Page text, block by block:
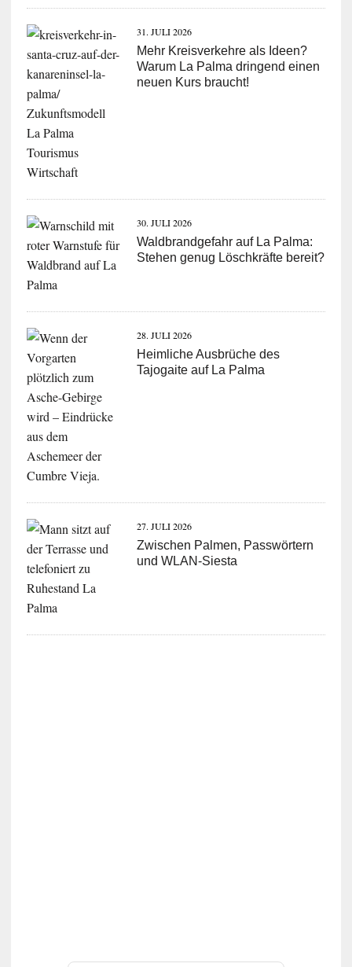
31. JULI 2026
Mehr Kreisverkehre als Ideen?
Warum La Palma dringend einen
neuen Kurs braucht!
30. JULI 2026
Waldbrandgefahr auf La Palma:
Stehen genug Löschkräfte bereit?
28. JULI 2026
Heimliche Ausbrüche des
Tajogaite auf La Palma
27. JULI 2026
Zwischen Palmen, Passwörtern
und WLAN-Siesta